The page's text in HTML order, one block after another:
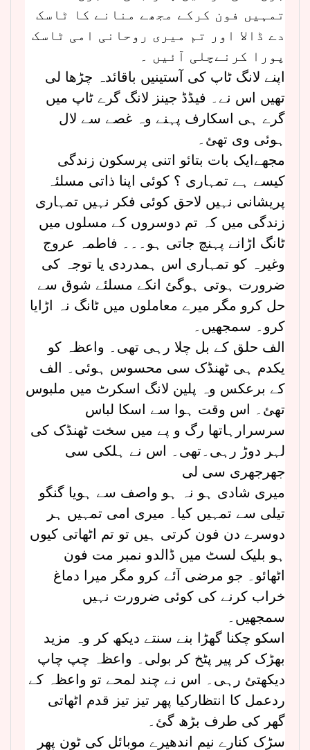
تمہیں فون کرکے مجھے منانے کا ٹاسک
دے ڈالا اور تم میری روحانی امی ٹاسک
پورا کرنےچلی آئیں ۔
اپنے لانگ ٹاپ کی آستینیں باقائدہ چڑھا لی
تھیں اس نے۔ فیڈڈ جینز لانگ گرے ٹاپ میں
گرے ہی اسکارف پہنے وہ غصے سے لال
ہوئی وی تھئ۔
مجھےایک بات بتائو اتنی پرسکون زندگی
کیسے ہے تمہاری ؟ کوئی اپنا ذاتی مسلئہ
پریشانی نہیں لاحق کوئی فکر نہیں تمہاری
زندگی میں کہ تم دوسروں کے مسلوں میں
ٹانگ اڑانے پہنچ جاتی ہو۔۔۔ فاطمہ عروج
وغیرہ کو تمہاری اس ہمدردی یا توجہ کی
ضرورت ہوتی ہوگئ انکے مسلئے شوق سے
حل کرو مگر میرے معاملوں میں ٹانگ نہ اڑایا
کرو۔ سمجھیں۔
الف حلق کے بل چلا رہی تھی۔ واعظہ کو
یکدم ہی ٹھنڈک سی محسوس ہوئی۔ الف
کے برعکس وہ پلین لانگ اسکرٹ میں ملبوس
تھئ۔ اس وقت ہوا سے اسکا لباس
سرسرارہاتھا رگ و پے میں سخت ٹھنڈک کی
لہر دوڑ رہی۔تھی۔ اس نے ہلکی سی
جھرجھری سی لی
میری شادی ہو نہ ہو واصف سے ہویا گنگو
تیلی سے تمہیں کیا۔ میری امی تمہیں ہر
دوسرے دن فون کرتی ہیں تو تم اٹھاتی کیوں
ہو بلیک لسٹ میں ڈالدو نمبر مت فون
اٹھائو۔ جو مرضی آئے کرو مگر میرا دماغ
خراب کرنے کی کوئی ضرورت نہیں
سمجھیں۔
اسکو چکنا گھڑا بنے سنتے دیکھ کر وہ مزید
بھڑک کر پیر پٹخ کر بولی۔ واعظہ چپ چاپ
دیکھتئ رہی۔ اس نے چند لمحے تو واعظہ کے
ردعمل کا انتظارکیا پھر تیز تیز قدم اٹھاتی
گھر کی طرف بڑھ گئ۔
سڑک کنارے نیم اندھیرے موبائل کی ٹون پھر